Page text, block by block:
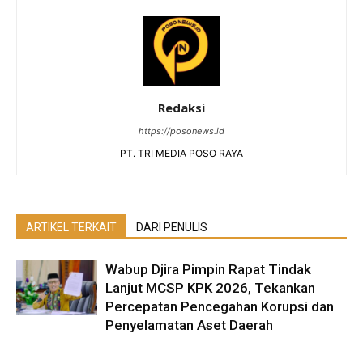
Redaksi
https://posonews.id
PT. TRI MEDIA POSO RAYA
ARTIKEL TERKAIT DARI PENULIS
Wabup Djira Pimpin Rapat Tindak
Lanjut MCSP KPK 2026, Tekankan
Percepatan Pencegahan Korupsi dan
Penyelamatan Aset Daerah